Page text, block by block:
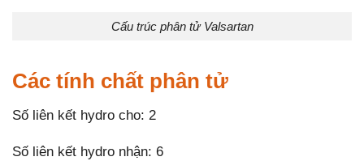
Cấu trúc phân tử Valsartan
Các tính chất phân tử
Số liên kết hydro cho: 2
Số liên kết hydro nhận: 6